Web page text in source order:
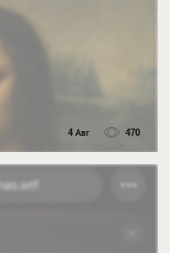
4 Авг 470